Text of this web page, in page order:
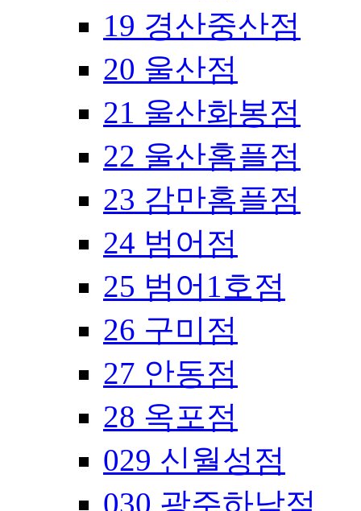
19 경산중산점
20 울산점
21 울산화봉점
22 울산홈플점
23 감만홈플점
24 범어점
25 범어1호점
26 구미점
27 안동점
28 옥포점
029 신월성점
030 광주하남점